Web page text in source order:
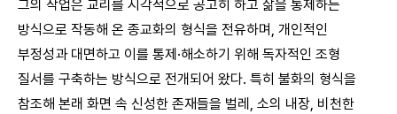
그의 작업은 교리를 시각적으로 공고히 하고 삶을 통제하는
방식으로 작동해 온 종교화의 형식을 전유하며, 개인적인
부정성과 대면하고 이를 통제·해소하기 위해 독자적인 조형
질서를 구축하는 방식으로 전개되어 왔다. 특히 불화의 형식을
참조해 본래 화면 속 신성한 존재들을 벌레, 소의 내장, 비천한